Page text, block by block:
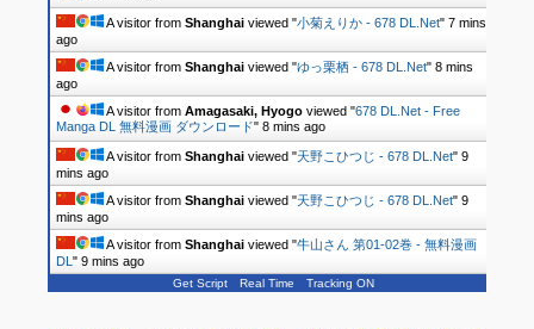
A visitor from Shanghai viewed "小菊えりか - 678 DL.Net" 7 mins
ago
A visitor from Shanghai viewed "ゆっ栗栖 - 678 DL.Net" 8 mins
ago
A visitor from Amagasaki, Hyogo viewed "678 DL.Net - Free
Manga DL 無料漫画 ダウンロード" 8 mins ago
A visitor from Shanghai viewed "天野こひつじ - 678 DL.Net" 9
mins ago
A visitor from Shanghai viewed "天野こひつじ - 678 DL.Net" 9
mins ago
A visitor from Shanghai viewed "牛山さん 第01-02巻 - 無料漫画
DL " 9 mins ago
Get Script Real Time Tracking ON